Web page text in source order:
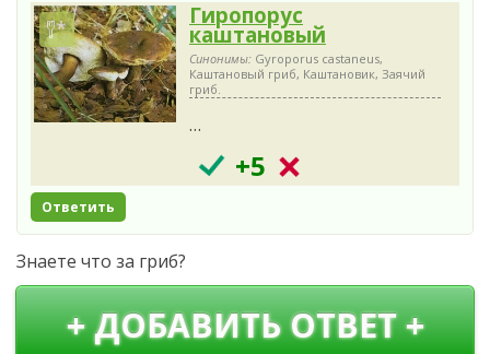
Гиропорус
каштановый
Синонимы: Gyroporus castaneus,
Каштановый гриб, Каштановик, Заячий
гриб.
…
+5
Ответить
Знаете что за гриб?
+ ДОБАВИТЬ ОТВЕТ +